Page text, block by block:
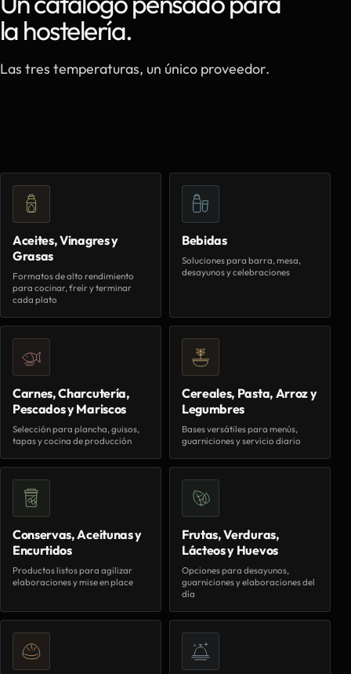
la hostelería.
Las tres temperaturas, un único proveedor.
Aceites, Vinagres y
Grasas
Formatos de alto rendimiento
para cocinar, freír y terminar
cada plato
Bebidas
Soluciones para barra, mesa,
desayunos y celebraciones
Carnes, Charcutería,
Pescados y Mariscos
Selección para plancha, guisos,
tapas y cocina de producción
Cereales, Pasta, Arroz y
Legumbres
Bases versátiles para menús,
guarniciones y servicio diario
Conservas, Aceitunas y
Encurtidos
Productos listos para agilizar
elaboraciones y mise en place
Frutas, Verduras,
Lácteos y Huevos
Opciones para desayunos,
guarniciones y elaboraciones del
día